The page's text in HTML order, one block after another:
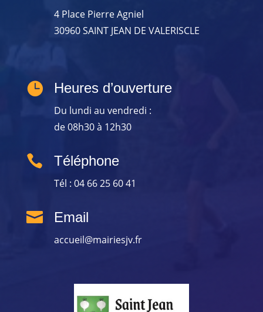
4 Place Pierre Agniel
30960 SAINT JEAN DE VALERISCLE
 Heures d’ouverture
Du lundi au vendredi :
de 08h30 à 12h30
 Téléphone
Tél : 04 66 25 60 41
 Email
accueil@mairiesjv.fr